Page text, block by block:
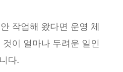
작업해 왔다면 운영 체
이 얼마나 두려운 일인
다.